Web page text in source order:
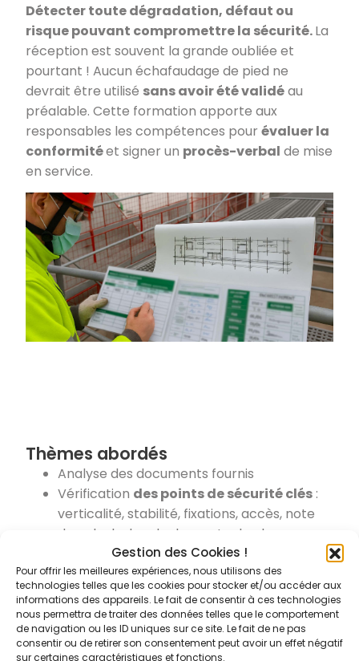
Gestion des Cookies !
Pour offrir les meilleures expériences, nous utilisons des
technologies telles que les cookies pour stocker et/ou accéder aux
informations des appareils. Le fait de consentir à ces technologies
nous permettra de traiter des données telles que le comportement
de navigation ou les ID uniques sur ce site. Le fait de ne pas
consentir ou de retirer son consentement peut avoir un effet négatif
sur certaines caractéristiques et fonctions.
Détecter toute dégradation, défaut ou
risque pouvant compromettre la sécurité.La
réception est souvent la grande oubliée et
pourtant ! Aucun échafaudage de pied ne
devrait être utilisé sans avoir été validéau
préalable. Cette formation apporte aux
responsables les compétences pour évaluer la
conformitéet signer un procès-verbal de mise
en service.
Thèmes abordés
Analyse des documents fournis
Vérification des points de sécurité clés :
verticalité, stabilité, fixations, accès, note
de calcul, plan de descente de charge
Rédaction et archivage desrapports de
contrôle
Recommandation R.408 et responsabilités
juridiques